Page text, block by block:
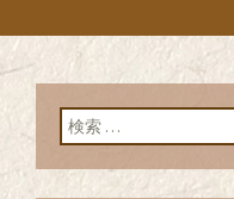
検索: